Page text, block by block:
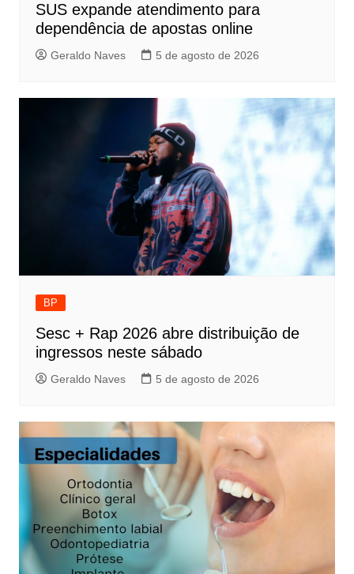
SUS expande atendimento para
dependência de apostas online
Geraldo Naves 5 de agosto de 2026
BP
Sesc + Rap 2026 abre distribuição de
ingressos neste sábado
Geraldo Naves 5 de agosto de 2026